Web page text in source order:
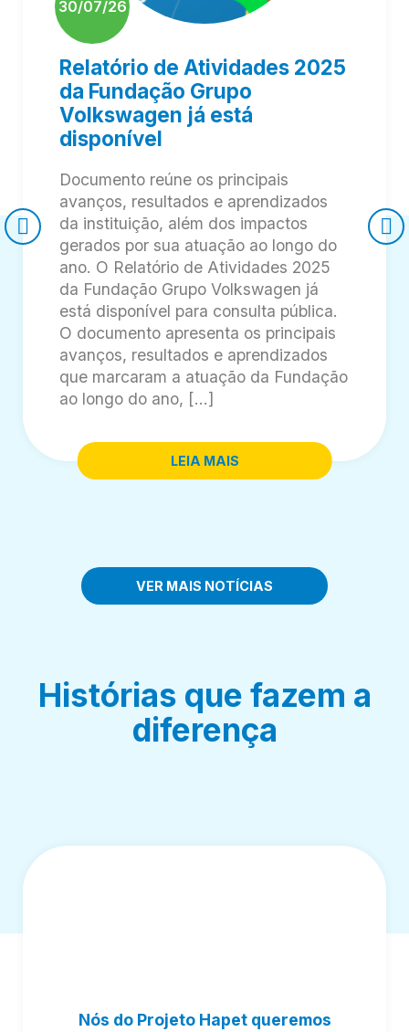
30/07/26
Relatório de Atividades 2025
da Fundação Grupo
Volkswagen já está
disponível
Documento reúne os principais
avanços, resultados e aprendizados
da instituição, além dos impactos
gerados por sua atuação ao longo do
ano. O Relatório de Atividades 2025
da Fundação Grupo Volkswagen já
está disponível para consulta pública.
O documento apresenta os principais
avanços, resultados e aprendizados
que marcaram a atuação da Fundação
ao longo do ano, […]
LEIA MAIS
VER MAIS NOTÍCIAS
Histórias que fazem a
diferença
Nós do Projeto Hapet queremos